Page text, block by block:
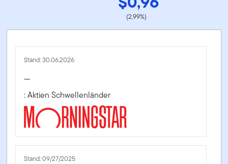
(2,99%)
Stand: 30.06.2026
—
: Aktien Schwellenländer
Stand: 09/27/2025